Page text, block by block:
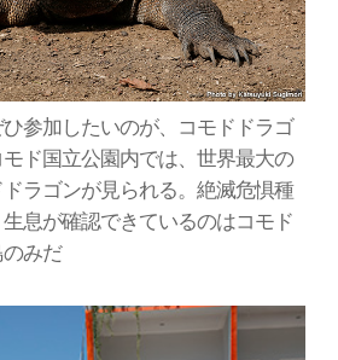
参加したいのが、コモドドラゴ
ド国立公園内では、世界最大の
ラゴンが見られる。絶滅危惧種
息が確認できているのはコモド
みだ